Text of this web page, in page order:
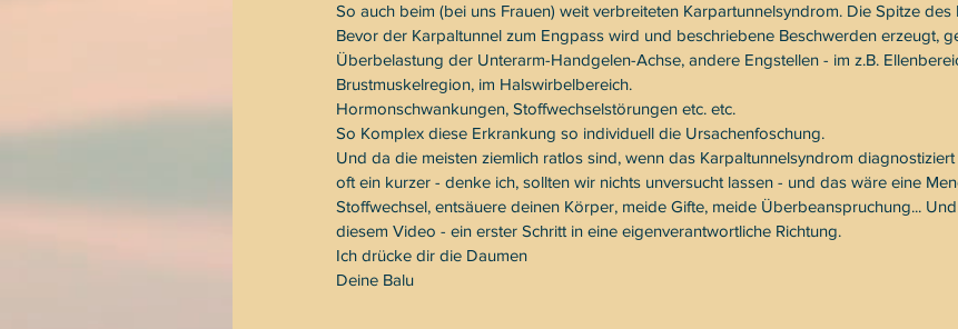
So auch beim (bei uns Frauen) weit verbreiteten Karpartunnelsyndrom. Die Spitze des
Bevor der Karpaltunnel zum Engpass wird und beschriebene Beschwerden erzeugt,
Überbelastung der Unterarm-Handgelen-Achse, andere Engstellen - im z.B.
Brustmuskelregion, im Halswirbelbereich.
Hormonschwankungen, Stoffwechselstörungen etc. etc.
So Komplex diese Erkrankung so individuell die Ursachenfoschung.
Und da die meisten ziemlich ratlos sind, wenn das Karpaltunnelsyndrom
oft ein kurzer - denke ich, sollten wir nichts unversucht lassen - und das wäre eine
Stoffwechsel, entsäuere deinen Körper, meide Gifte, meide Überbeanspruchung...
diesem Video - ein erster Schritt in eine eigenverantwortliche Richtung.
Ich drücke dir die Daumen
Deine Balu